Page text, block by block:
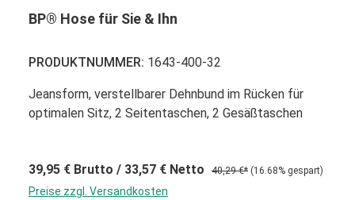
BP® Hose für Sie & Ihn
PRODUKTNUMMER: 1643-400-32
Jeansform, verstellbarer Dehnbund im Rücken für
optimalen Sitz, 2 Seitentaschen, 2 Gesäßtaschen
39,95 € Brutto / 33,57 € Netto 40,29 €* (16.68% gespart)
Preise zzgl. Versandkosten